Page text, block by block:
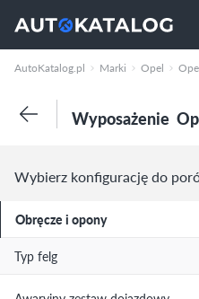
AutoKatalog.pl Marki Opel
Wyposażenie
Wybierz konfigurację do
Obręcze i opony
Typ felg